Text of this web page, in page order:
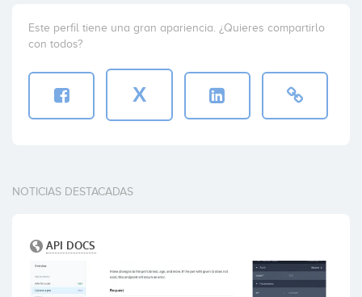
Este perfil tiene una gran apariencia. ¿Quieres compartirlo
con todos?
X
NOTICIAS DESTACADAS